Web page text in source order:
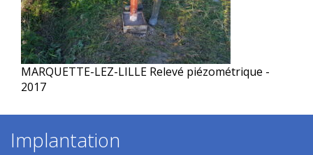
MARQUETTE-LEZ-LILLE Relevé piézométrique -
2017
Implantation